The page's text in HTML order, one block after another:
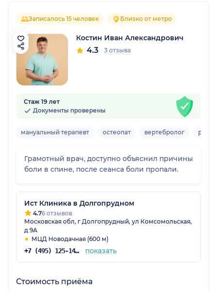
Записалось 15 человек Близко от метро
Костин Иван Александрович
4.3 3 отзыва
Стаж 19 лет
Документы проверены
мануальный терапевт остеопат вертебролог
Грамотный врач, доступно объяснил причины
боли в спине, после сеанса боли пропали.
Ист Клиника в Долгопрудном
4.76 отзывов
Московская обл, г Долгопрудный, ул Комсомольская,
д 9А
МЦД Новодачная (600 м)
+7 (495) 125-14-89 показать
Стоимость приёма